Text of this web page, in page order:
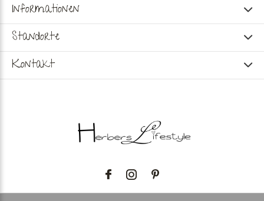
Informationen
Standorte
Kontakt